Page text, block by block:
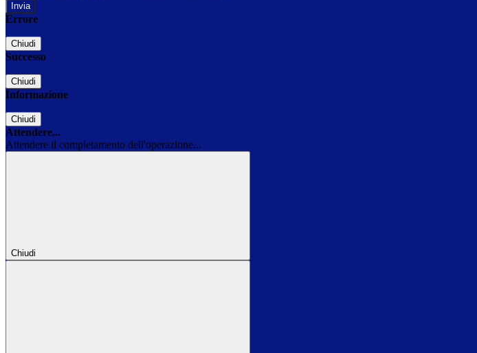
Errore
Chiudi
Successo
Chiudi
Informazione
Chiudi
Attendere...
Attendere il completamento dell'operazione...
Chiudi